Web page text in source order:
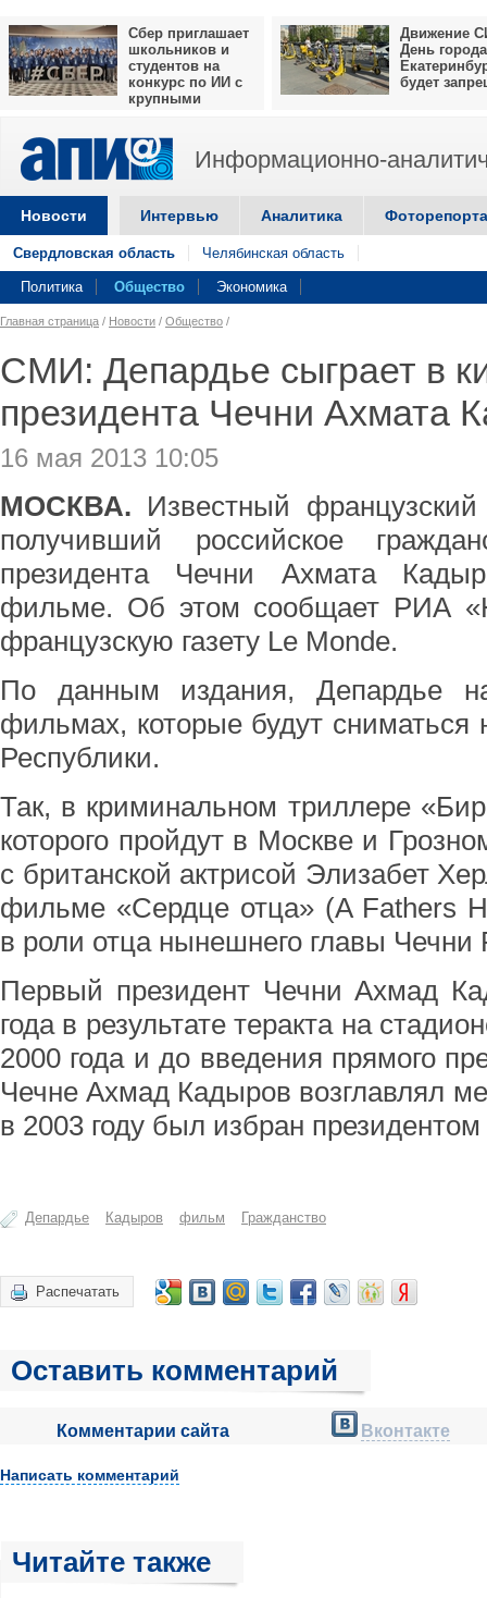
Сбер приглашает
школьников и
студентов на
конкурс по ИИ с
крупными
Движение
День города
будет
Информационно-
Новости Интервью Аналитика
Свердловская область Челябинская область
Политика Общество Экономика
Главная страница / Новости / Общество /
СМИ: Депардье сыграет в
президента Чечни Ахмата
16 мая 2013 10:05
МОСКВА. Известный
получивший российское
президента Чечни Ахмата
фильме. Об этом сообщает РИА
французскую газету Le Monde.
По данным издания, Депардье
фильмах, которые будут сниматься
Республики.
Так, в криминальном триллере
которого пройдут в Москве и
с британской актрисой Элизабет
фильме «Сердце отца» (A Fathers
в роли отца нынешнего главы
Первый президент Чечни Ахмад
года в результате теракта на
2000 года и до введения прямого
Чечне Ахмад Кадыров возглавлял
в 2003 году был избран
Депардье Кадыров фильм Гражданство
Распечатать
Оставить комментарий
Комментарии сайта Вконтакте
Написать комментарий
Читайте также